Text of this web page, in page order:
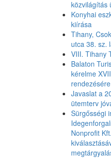
közvilágítás
Konyhai
kiírása
Tihany,
utca 38. sz.
VIII. Tihany
Balaton
kérelme
rendezésére
Javaslat a
ütemterv
Sürgősségi
Nonprofit